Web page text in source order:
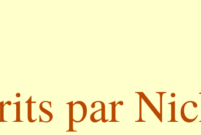
par